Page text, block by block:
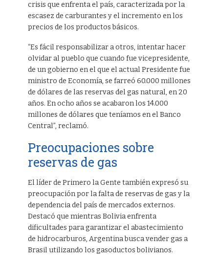
crisis que enfrenta el país, caracterizada por la
escasez de carburantes y el incremento en los
precios de los productos básicos.
“Es fácil responsabilizar a otros, intentar hacer
olvidar al pueblo que cuando fue vicepresidente,
de un gobierno en el que el actual Presidente fue
ministro de Economía, se farreó 60.000 millones
de dólares de las reservas del gas natural, en 20
años. En ocho años se acabaron los 14.000
millones de dólares que teníamos en el Banco
Central”, reclamó.
Preocupaciones sobre
reservas de gas
El líder de Primero la Gente también expresó su
preocupación por la falta de reservas de gas y la
dependencia del país de mercados externos.
Destacó que mientras Bolivia enfrenta
dificultades para garantizar el abastecimiento
de hidrocarburos, Argentina busca vender gas a
Brasil utilizando los gasoductos bolivianos.